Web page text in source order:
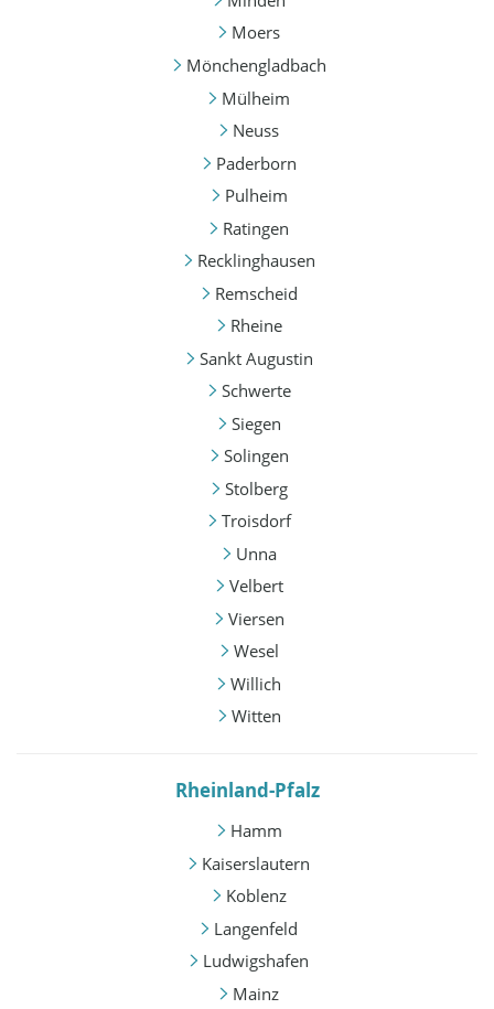
Moers
Mönchengladbach
Mülheim
Neuss
Paderborn
Pulheim
Ratingen
Recklinghausen
Remscheid
Rheine
Sankt Augustin
Schwerte
Siegen
Solingen
Stolberg
Troisdorf
Unna
Velbert
Viersen
Wesel
Willich
Witten
Rheinland-Pfalz
Hamm
Kaiserslautern
Koblenz
Langenfeld
Ludwigshafen
Mainz